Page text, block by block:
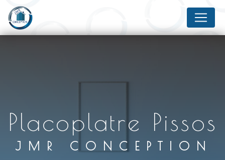
placoplatre Pissos
JMR CONCEPTION
Panneau de gestion des cookies